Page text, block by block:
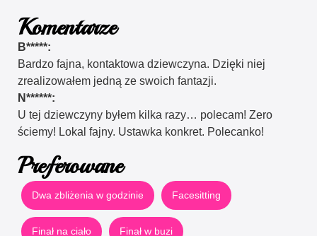
Komentarze
B*****:
Bardzo fajna, kontaktowa dziewczyna. Dzięki niej
zrealizowałem jedną ze swoich fantazji.
N******:
U tej dziewczyny byłem kilka razy… polecam! Zero
ściemy! Lokal fajny. Ustawka konkret. Polecanko!
Preferowane
Dwa zbliżenia w godzinie Facesitting
Finał na ciało Finał w buzi